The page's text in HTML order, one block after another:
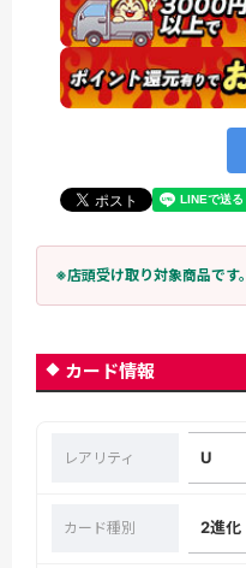
※店頭受け取り対象商品です。
カード情報
レアリティ U
カード種別 2進化